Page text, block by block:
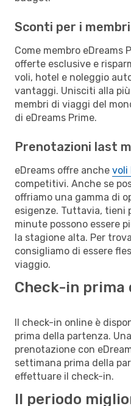
Sconti per i
Come membro eDreams
offerte esclusive e
voli, hotel e noleggio
vantaggi. Unisciti alla
membri di viaggi del
di eDreams Prime.
Prenotazioni last
eDreams offre anche voli
competitivi. Anche se
offriamo una gamma di
esigenze. Tuttavia, tieni
minute possono essere
la stagione alta. Per
consigliamo di essere
viaggio.
Check-in prima
Il check-in online è
prima della partenza.
prenotazione con
settimana prima della
effettuare il check-in.
Il periodo